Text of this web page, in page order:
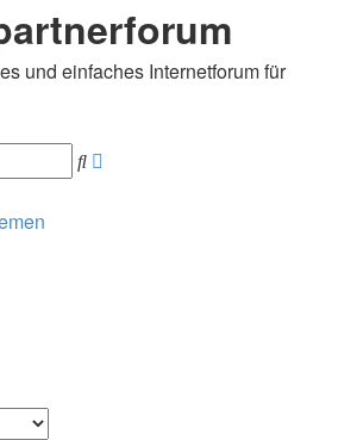
und einfaches Internetforum für
Suche